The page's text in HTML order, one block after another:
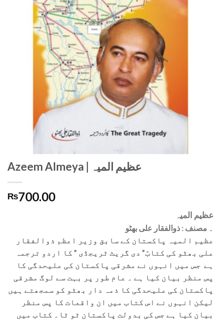
Azeem Almeya | عظیم المیہ
₨700.00
عظیم المیہ
۔ مصنف : ذوالفقار علی بھٹو
عظیم المیہ پاکستان کے سابق وزیر اعظم ذوالفقار
علی بھٹو کی کتابّ” دی گریٹ ٹریجڈی ” کا اردو ترجمہ
ہے جس میں انہوں نے مشرقی پاکستان کی علیحدگی کا
پس منظر بیان کیا ہے ۔ عام طور پر بہت سے لوگ مشرقی
پاکستان کی علیحدگی کا ذمہ دار بھٹو کو سمجھتے ہیں
لیکن انہوں نے اس کتاب میں ان واقعات کا پس منظر
بیان کیا ہے جس کی بدولت پاکستان ٹو ٹا۔ کتاب میں